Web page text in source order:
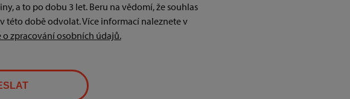
a to po dobu 3 let. Beru na vědomí, že souhlas
této době odvolat. Více informací naleznete v
o zpracování osobních údajů.